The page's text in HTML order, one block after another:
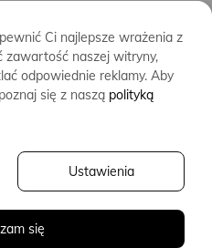
ALBATROS
2SIDES.PL
Ci najlepsze wrażenia z
zawartość naszej witryny,
odpowiednie reklamy. Aby
się z naszą polityką
się
Ustawienia